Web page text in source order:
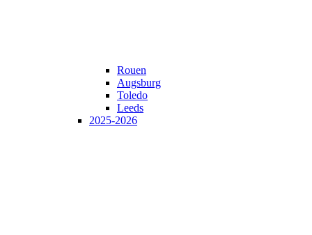
Rouen
Augsburg
Toledo
Leeds
2025-2026